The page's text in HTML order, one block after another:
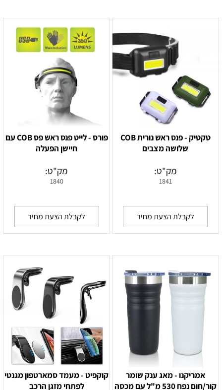
טקטיק - פנס ראש נורית COB
שלושה מצבים
מק"ט:
1841
לקבלת הצעת מחיר
פורס - לייט פנס ראש פס COB עם
חיישן הפעלה
מק"ט:
1840
לקבלת הצעת מחיר
אמריקנו - מאג ענק שומר
קור/חום נפח 530 מ"ל עם מכסה
קוקפיט - מעמד סמארטפון מגנטי
לפתחי מזגן הרכב